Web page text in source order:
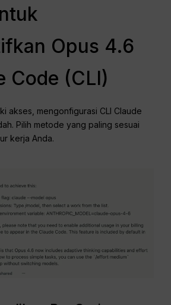
Opus 4.6
Code (CLI)
akses, mengonfigurasi CLI Claude
Pilih metode yang paling sesuai
kerja Anda.